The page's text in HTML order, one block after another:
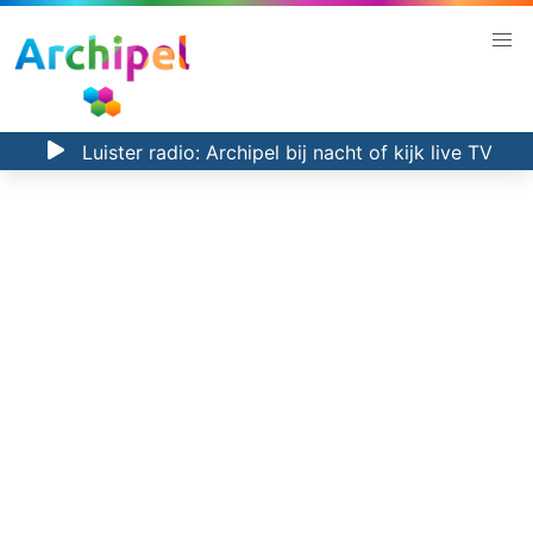
Luister radio: Archipel bij nacht of kijk live TV